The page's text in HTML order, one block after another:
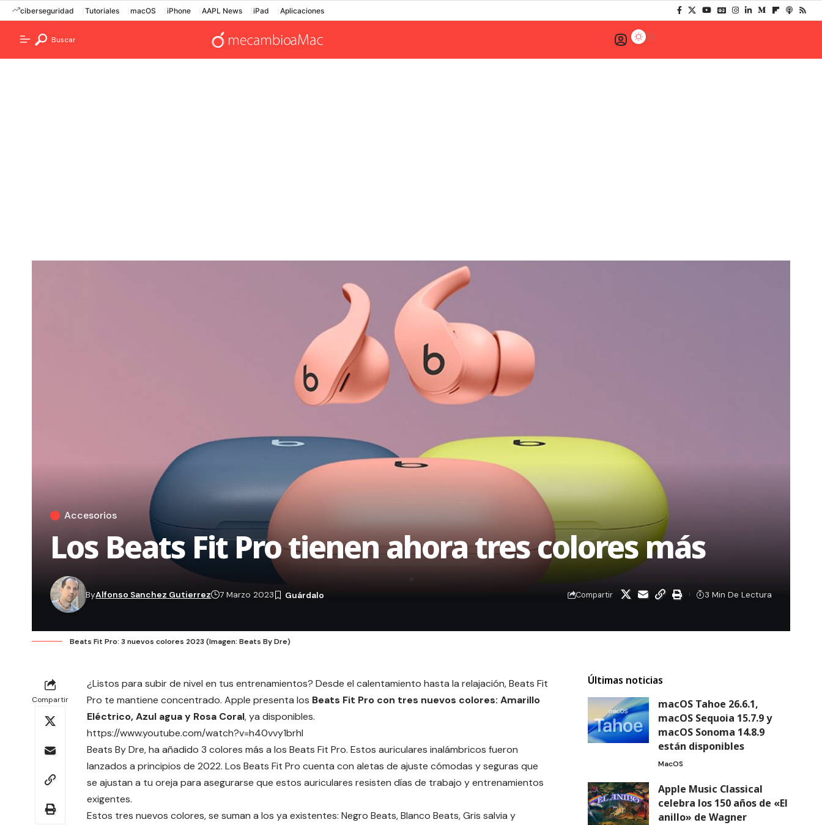
ciberseguridad Tutoriales macOS iPhone AAPL News iPad Aplicaciones
Buscar
Accesorios
Los Beats Fit Pro tienen ahora tres colores más
ByAlfonso Sanchez Gutierrez 7 Marzo 2023 Compartir 3 Min De Lectura
Beats Fit Pro: 3 nuevos colores 2023 (Imagen: Beats By Dre)
Compartir
¿Listos para subir de nivel en tus entrenamientos? Desde el calentamiento hasta la relajación, Beats Fit
Pro te mantiene concentrado. Apple presenta los Beats Fit Pro con tres nuevos colores: Amarillo
Eléctrico, Azul agua y Rosa Coral, ya disponibles.
https://www.youtube.com/watch?v=h40vvy1brhI
Beats By Dre, ha añadido 3 colores más a los Beats Fit Pro. Estos auriculares inalámbricos fueron
lanzados a principios de 2022. Los Beats Fit Pro cuenta con aletas de ajuste cómodas y seguras que
se ajustan a tu oreja para asegurarse que estos auriculares resisten días de trabajo y entrenamientos
exigentes.
Estos tres nuevos colores, se suman a los ya existentes: Negro Beats, Blanco Beats, Gris salvia y
Últimas noticias
macOS Tahoe 26.6.1,
macOS Sequoia 15.7.9 y
macOS Sonoma 14.8.9
están disponibles
MacOS
Apple Music Classical
celebra los 150 años de «El
anillo» de Wagner